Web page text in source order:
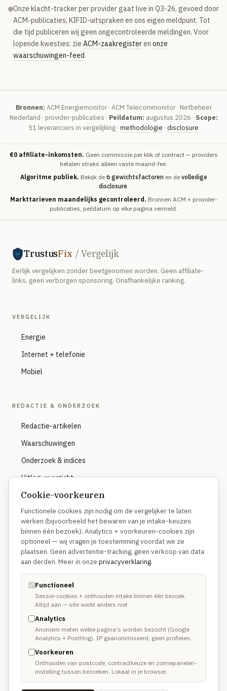
Onze klacht-tracker per provider gaat live in Q3-26, gevoed door
ACM-publicaties, KIFID-uitspraken en ons eigen meldpunt. Tot
die tijd publiceren wij geen ongecontroleerde meldingen. Voor
lopende kwesties: zie ACM-zaakregisteren onze
waarschuwingen-feed.
Bronnen: ACM Energiemonitor · ACM Telecommonitor · Netbeheer
Nederland · provider-publicaties · Peildatum: augustus 2026 · Scope:
51 leveranciers in vergelijking · methodologie · disclosure
€0 affiliate-inkomsten. Geen commissie per klik of contract — providers
betalen straks alleen vaste maand-fee.
Algoritme publiek. Bekijk de 6 gewichtsfactoren en de volledige
disclosure.
Markttarieven maandelijks gecontroleerd. Bronnen ACM + provider-
publicaties, peildatum op elke pagina vermeld.
TrustusFix / Vergelijk
Eerlijk vergelijken zonder beetgenomen worden. Geen affiliate-
links, geen verborgen sponsoring. Onafhankelijke ranking.
VERGELIJK
Energie
Internet + telefonie
Mobiel
REDACTIE & ONDERZOEK
Redactie-artikelen
Waarschuwingen
Onderzoek & indices
Uitleg-overzicht
OVER
Hoe we vergelijken
Waarom anders
Methodologie
Disclosure
TRUSTUSFIX-NETWERK
TrustusFix · Vakmannen →
Oplichting melden
Spoedhulp vakman
Cookie-voorkeuren
Functionele cookies zijn nodig om de vergelijker te laten
werken (bijvoorbeeld het bewaren van je intake-keuzes
binnen één bezoek). Analytics + voorkeuren-cookies zijn
optioneel — wij vragen je toestemming voordat we ze
plaatsen. Geen advertentie-tracking, geen verkoop van data
aan derden. Meer in onze privacyverklaring.
Functioneel
Sessie-cookies + onthouden intake binnen één bezoek.
Altijd aan — site werkt anders niet.
Analytics
Anoniem meten welke pagina's worden bezocht (Google
Analytics + PostHog). IP geanonimiseerd, geen profielen.
Voorkeuren
Onthouden van postcode, contractkeuze en zonnepanelen-
instelling tussen bezoeken. Lokaal in je browser.